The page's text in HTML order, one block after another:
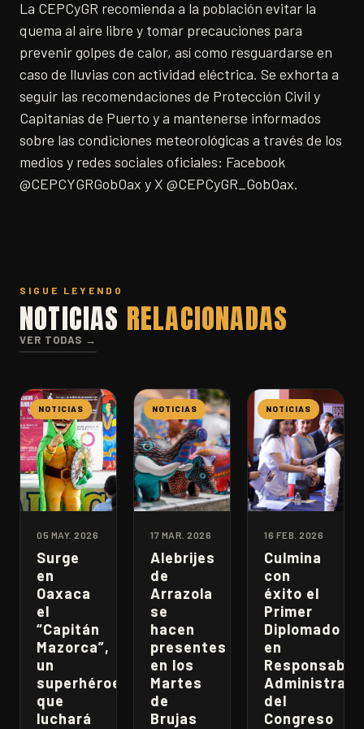
La CEPCyGR recomienda a la población evitar la
quema al aire libre y tomar precauciones para
prevenir golpes de calor, así como resguardarse en
caso de lluvias con actividad eléctrica. Se exhorta a
seguir las recomendaciones de Protección Civil y
Capitanías de Puerto y a mantenerse informados
sobre las condiciones meteorológicas a través de los
medios y redes sociales oficiales: Facebook
@CEPCYGRGobOax y X @CEPCyGR_GobOax.
SIGUE LEYENDO
NOTICIAS RELACIONADAS
VER TODAS →
NOTICIAS
05 MAY. 2026
Surge
en
Oaxaca
el
“Capitán
Mazorca”,
un
superhéroe
que
luchará
NOTICIAS
17 MAR. 2026
Alebrijes
de
Arrazola
se
hacen
presentes
en los
Martes
de
Brujas
NOTICIAS
16 FEB. 2026
Culmina
con
éxito el
Primer
Diplomado
en
del
Congreso